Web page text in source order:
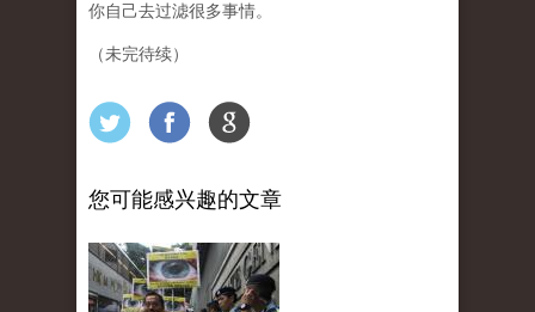
你自己去过滤很多事情。
（未完待续）
您可能感兴趣的文章